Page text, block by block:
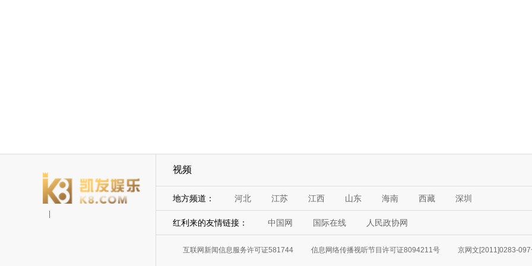
视频
地方频道： 河北 江苏 江西 山东 海南 西藏 深圳
红利来的友情链接： 中国网 国际在线 人民政协网
互联网新闻信息服务许可证581744 信息网络传播视听节目许可证8094211号 京网文[2011]0283-097